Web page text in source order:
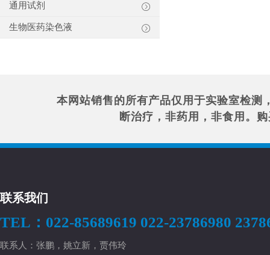
通用试剂
生物医药染色液
本网站销售的所有产品仅用于实验室检测
断治疗，非药用，非食用。
联系我们
TEL：022-85689619 022-23786980
联系人：张鹏，姚立新，贾伟玲